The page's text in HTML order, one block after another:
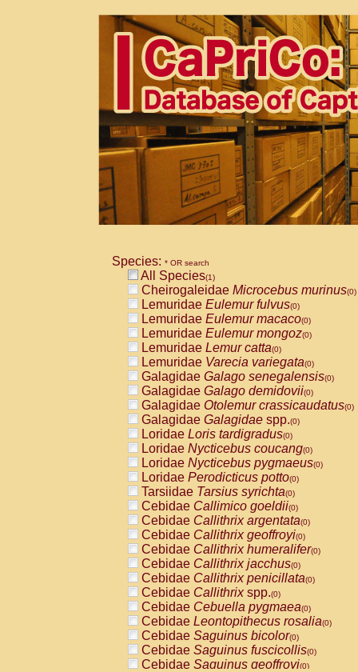
Species: * OR search
All Species(1)
Cheirogaleidae Microcebus murinus(0)
Lemuridae Eulemur fulvus(0)
Lemuridae Eulemur macaco(0)
Lemuridae Eulemur mongoz(0)
Lemuridae Lemur catta(0)
Lemuridae Varecia variegata(0)
Galagidae Galago senegalensis(0)
Galagidae Galago demidovii(0)
Galagidae Otolemur crassicaudatus(0)
Galagidae Galagidae spp.(0)
Loridae Loris tardigradus(0)
Loridae Nycticebus coucang(0)
Loridae Nycticebus pygmaeus(0)
Loridae Perodicticus potto(0)
Tarsiidae Tarsius syrichta(0)
Cebidae Callimico goeldii(0)
Cebidae Callithrix argentata(0)
Cebidae Callithrix geoffroyi(0)
Cebidae Callithrix humeralifer(0)
Cebidae Callithrix jacchus(0)
Cebidae Callithrix penicillata(0)
Cebidae Callithrixspp.(0)
Cebidae Cebuella pygmaea(0)
Cebidae Leontopithecus rosalia(0)
Cebidae Saguinus bicolor(0)
Cebidae Saguinus fuscicollis(0)
Cebidae Saguinus geoffroyi(0)